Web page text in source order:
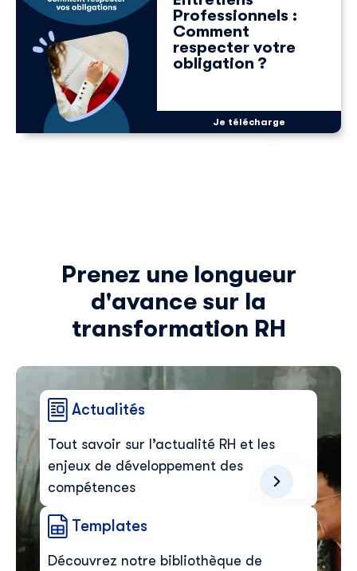
Professionnels :
Comment
respecter votre
obligation ?
Je télécharge
Prenez une longueur
d'avance sur la
transformation RH
Actualités
Tout savoir sur l’actualité RH et les
enjeux de développement des
compétences
Templates
Découvrez notre bibliothèque de